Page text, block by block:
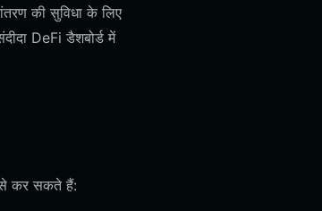
की सुविधा के लिए
DeFi डैशबोर्ड में
कर सकते हैं: